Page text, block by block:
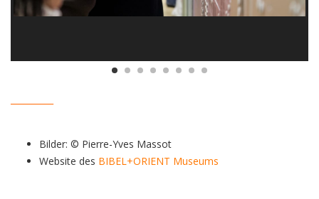
Bilder: © Pierre-Yves Massot
Website des BIBEL+ORIENT Museums